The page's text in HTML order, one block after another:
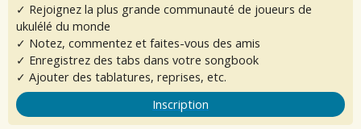
✓ Rejoignez la plus grande communauté de joueurs de
ukulélé du monde
✓ Notez, commentez et faites-vous des amis
✓ Enregistrez des tabs dans votre songbook
✓ Ajouter des tablatures, reprises, etc.
Inscription